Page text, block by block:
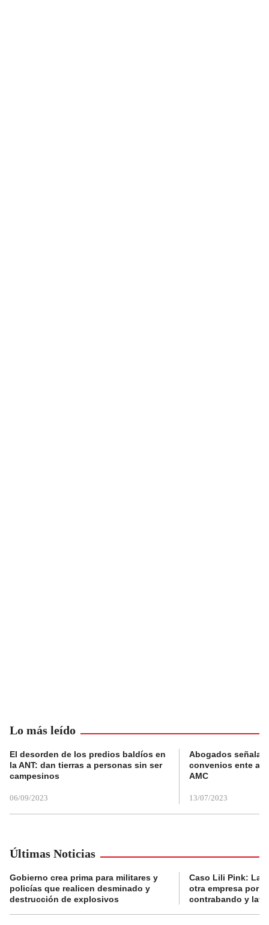
Lo más leído
El desorden de los predios baldíos en
la ANT: dan tierras a personas sin ser
campesinos
06/09/2023
Abogados
convenios ente
AMC
13/07/2023
Últimas Noticias
Gobierno crea prima para militares y
policías que realicen desminado y
destrucción de explosivos
Caso Lili Pink: La
otra empresa por
contrabando y